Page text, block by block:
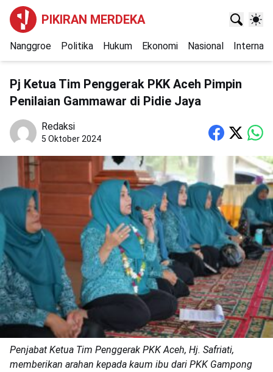
PIKIRAN MERDEKA
Nanggroe Politika Hukum Ekonomi Nasional
Pj Ketua Tim Penggerak PKK Aceh Pimpin
Penilaian Gammawar di Pidie Jaya
Redaksi
5 Oktober 2024
Penjabat Ketua Tim Penggerak PKK Aceh, Hj. Safriati,
memberikan arahan kepada kaum ibu dari PKK Gampong